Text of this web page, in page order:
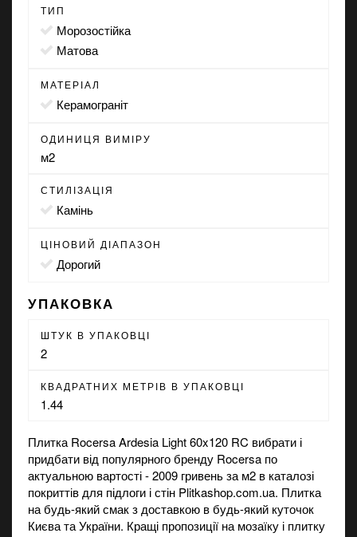
ТИП
морозостійка
матова
МАТЕРІАЛ
Керамограніт
ОДИНИЦЯ ВИМІРУ
м2
СТИЛІЗАЦІЯ
камінь
ЦІНОВИЙ ДІАПАЗОН
Дорогий
УПАКОВКА
ШТУК В УПАКОВЦІ
2
КВАДРАТНИХ МЕТРІВ В УПАКОВЦІ
1.44
Плитка Rocersa Ardesia Light 60x120 RC вибрати і
придбати від популярного бренду Rocersa по
актуальною вартості - 2009 гривень за м2 в каталозі
покриттів для підлоги і стін Plitkashop.com.ua. Плитка
на будь-який смак з доставкою в будь-який куточок
Києва та України. Кращі пропозиції на мозаїку і плитку